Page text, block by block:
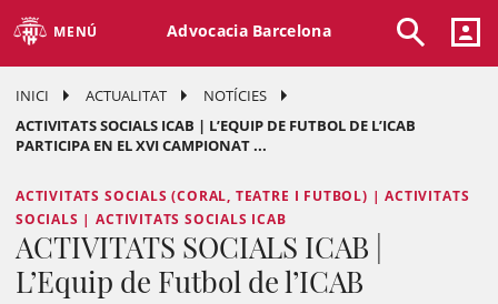
MENÚ Advocacia Barcelona
INICI ACTUALITAT
NOTÍCIES
ACTIVITATS SOCIALS ICAB | L’EQUIP DE FUTBOL DE L’ICAB
PARTICIPA EN EL XVI CAMPIONAT ...
ACTIVITATS SOCIALS (CORAL, TEATRE I FUTBOL) | ACTIVITATS
SOCIALS | ACTIVITATS SOCIALS ICAB
ACTIVITATS SOCIALS ICAB |
L’Equip de Futbol de l’ICAB